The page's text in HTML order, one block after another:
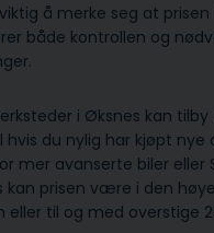
å merke seg at
både kontrollen og
i Øksnes kan tilby
hvis du nylig har kjøpt nye
mer avanserte biler eller
kan prisen være i den
eller til og med overstige